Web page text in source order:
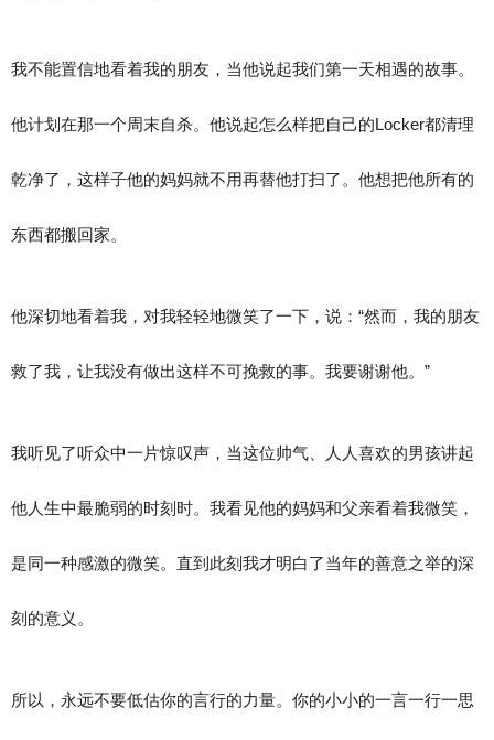
我不能置信地看着我的朋友，当他说起我们第一天相遇的故事。
他计划在那一个周末自杀。他说起怎么样把自己的Locker都清理
乾净了，这样子他的妈妈就不用再替他打扫了。他想把他所有的
东西都搬回家。
他深切地看着我，对我轻轻地微笑了一下，说：“然而，我的朋友
救了我，让我没有做出这样不可挽救的事。我要谢谢他。”
我听见了听众中一片惊叹声，当这位帅气、人人喜欢的男孩讲起
他人生中最脆弱的时刻时。我看见他的妈妈和父亲看着我微笑，
是同一种感激的微笑。直到此刻我才明白了当年的善意之举的深
刻的意义。
所以，永远不要低估你的言行的力量。你的小小的一言一行一思